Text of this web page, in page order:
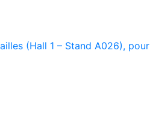
(Hall 1 – Stand A026), pour